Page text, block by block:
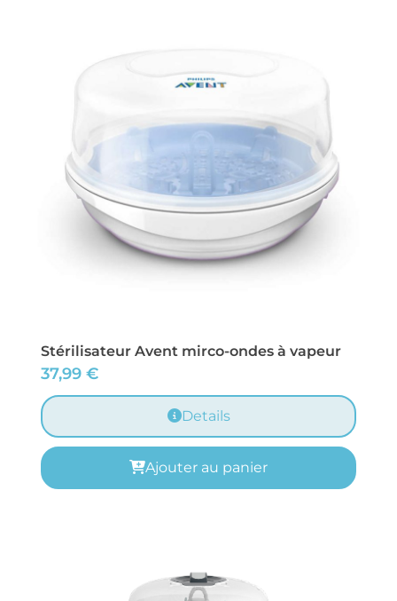
Stérilisateur Avent mirco-ondes à vapeur
37,99 €
Details
Ajouter au panier